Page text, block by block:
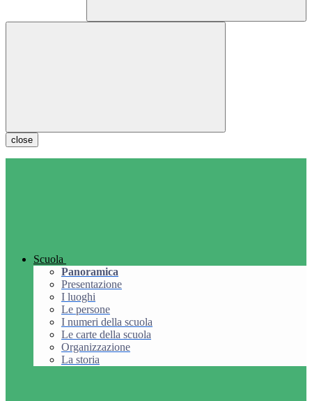
close
Scuola
Panoramica
Presentazione
I luoghi
Le persone
I numeri della scuola
Le carte della scuola
Organizzazione
La storia